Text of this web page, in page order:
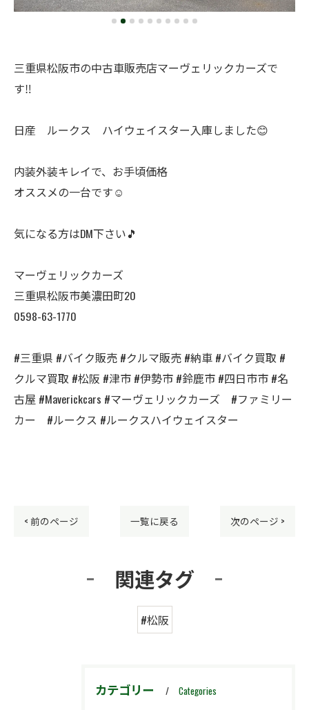
三重県松阪市の中古車販売店マーヴェリックカーズで
す‼️
日産 ルークス ハイウェイスター入庫しました😊
内装外装キレイで、お手頃価格
オススメの一台です☺️
気になる方はDM下さい🎵
マーヴェリックカーズ
三重県松阪市美濃田町20
0598-63-1770
#三重県 #バイク販売 #クルマ販売 #納車 #バイク買取 #
クルマ買取 #松阪 #津市 #伊勢市 #鈴鹿市 #四日市市 #名
古屋 #Maverickcars #マーヴェリックカーズ #ファミリー
カー #ルークス #ルークスハイウェイスター
< 前のページ 一覧に戻る 次のページ >
関連タグ
#松阪
カテゴリー Categories